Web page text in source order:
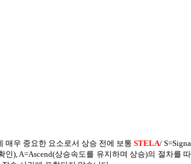
매우 중요한 요소로서 상승 전에 보통 STELA/ S=Signa
인),A=Ascend(상승속도를 유지하며 상승)의 절차를 따